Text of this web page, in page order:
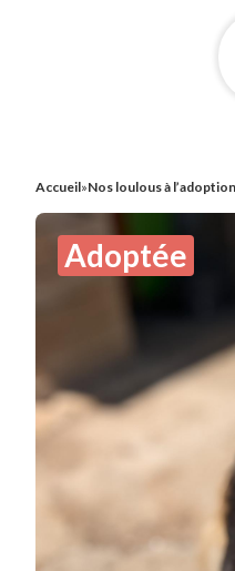
Accueil»Nos loulous à l’adoption
Adoptée